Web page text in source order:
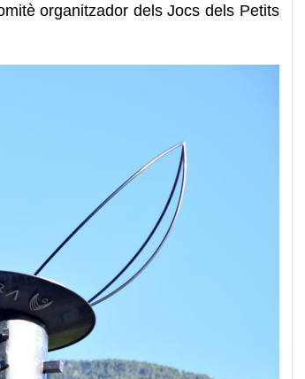
organitzador dels Jocs dels Petits